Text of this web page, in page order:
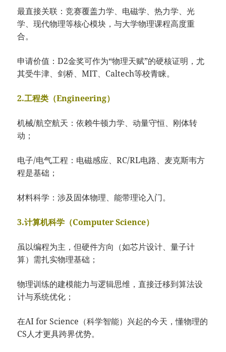
最直接关联：竞赛覆盖力学、电磁学、热力学、光
学、现代物理等核心模块，与大学物理课程高度重
合。
申请价值：D2金奖可作为“物理天赋”的硬核证明，尤
其受牛津、剑桥、MIT、Caltech等校青睐。
2.工程类（Engineering）
机械/航空航天：依赖牛顿力学、动量守恒、刚体转
动；
电子/电气工程：电磁感应、RC/RL电路、麦克斯韦方
程是基础；
材料科学：涉及固体物理、能带理论入门。
3.计算机科学（Computer Science）
虽以编程为主，但硬件方向（如芯片设计、量子计
算）需扎实物理基础；
物理训练的建模能力与逻辑思维，直接迁移到算法设
计与系统优化；
在AI for Science（科学智能）兴起的今天，懂物理的
CS人才更具跨界优势。